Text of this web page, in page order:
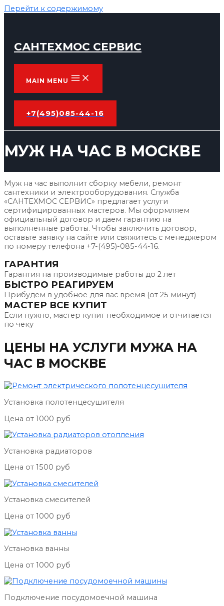
Перейти к содержимому
САНТЕХМОС СЕРВИС
MAIN MENU
+7(495)085-44-16
МУЖ НА ЧАС В МОСКВЕ
Муж на час выполнит сборку мебели, ремонт
сантехники и электрооборудования. Служба
«САНТЕХМОС СЕРВИС» предлагает услуги
сертифицированных мастеров. Мы оформляем
официальный договор и даем гарантию на
выполненные работы. Чтобы заключить договор,
оставьте заявку на сайте или свяжитесь с менеджером
по номеру телефона +7-(495)-085-44-16.
ГАРАНТИЯ
Гарантия на производимые работы до 2 лет
БЫСТРО РЕАГИРУЕМ
Прибудем в удобное для вас время (от 25 минут)
МАСТЕР ВСЕ КУПИТ
Если нужно, мастер купит необходимое и отчитается
по чеку
ЦЕНЫ НА УСЛУГИ МУЖА НА
ЧАС В МОСКВЕ
Установка полотенцесушителя
Цена от 1000 руб
Установка радиаторов
Цена от 1500 руб
Установка смесителей
Цена от 1000 руб
Установка ванны
Цена от 1000 руб
Подключение посудомоечной машина